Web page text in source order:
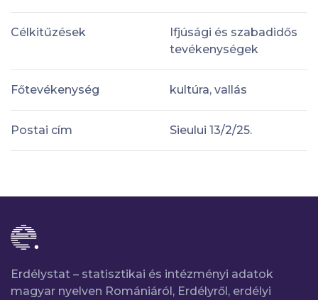
Célkitűzések
Ifjúsági és szabadidős
tevékenységek
Főtevékenység kultúra, vallás
Postai cím Sieului 13/2/25.
Erdélystat – statisztikai és intézményi adatok
magyar nyelven Romániáról, Erdélyről, erdélyi